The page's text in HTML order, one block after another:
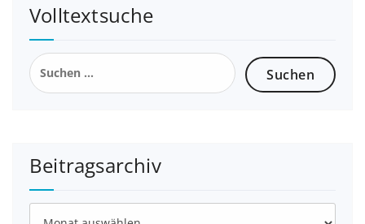
Volltextsuche
Suchen
nach:
Beitragsarchiv
Beitragsarchiv